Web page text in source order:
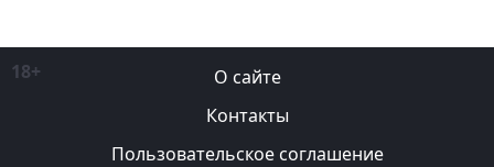
18+
О сайте
Контакты
Пользовательское соглашение